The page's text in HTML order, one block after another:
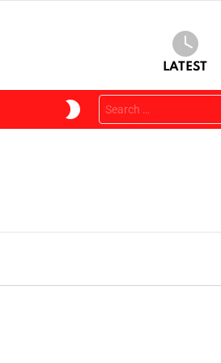
LATEST
SKIN
Search
for: